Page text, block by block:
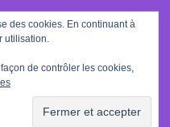
des cookies. En continuant à
utilisation.
de contrôler les cookies,